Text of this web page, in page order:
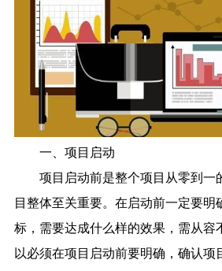
一、项目启动
项目启动前是整个项目从零到一
目整体至关重要。在启动前一定要明
标，需要达成什么样的效果，需从容
以必须在项目启动前要明确，确认项